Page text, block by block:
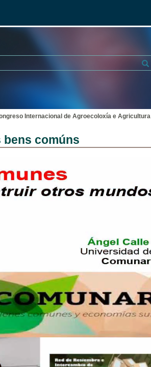
Internacional de Agroecoloxía e
bens comúns